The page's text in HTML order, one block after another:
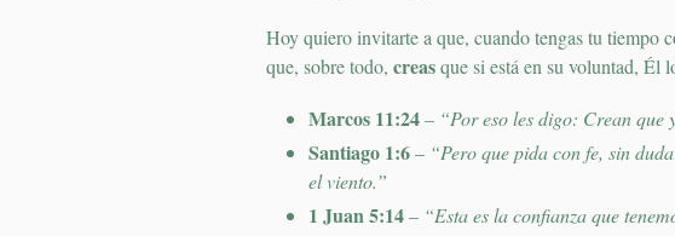
Hoy quiero invitarte a que, cuando tengas tu tiempo
que, sobre todo,creasque si está en su voluntad, Él
Marcos 11:24– “Por eso les digo: Crean
Santiago 1:6– “Pero que pida con fe, sin
el viento.”
1 Juan 5:14– “Esta es la confianza que